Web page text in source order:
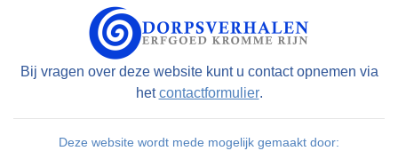
Bij vragen over deze website kunt u contact opnemen via
hetcontactformulier.
Deze website wordt mede mogelijk gemaakt door: